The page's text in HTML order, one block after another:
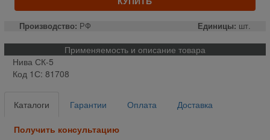
Производство: РФ Единицы: шт.
Применяемость и описание товара
Нива СК-5
Код 1С: 81708
Каталоги Гарантии Оплата Доставка
Получить консультацию